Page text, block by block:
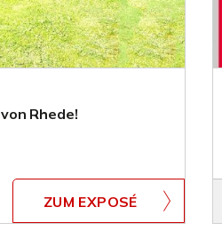
Rhede!
ZUM EXPOSÉ